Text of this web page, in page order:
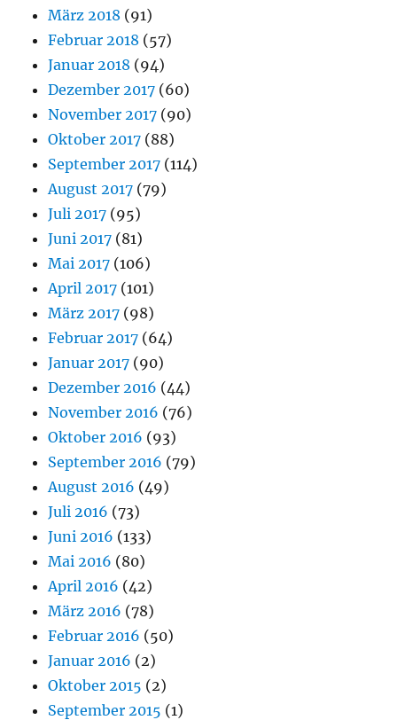
März 2018 (91)
Februar 2018 (57)
Januar 2018 (94)
Dezember 2017 (60)
November 2017 (90)
Oktober 2017 (88)
September 2017 (114)
August 2017 (79)
Juli 2017 (95)
Juni 2017 (81)
Mai 2017 (106)
April 2017 (101)
März 2017 (98)
Februar 2017 (64)
Januar 2017 (90)
Dezember 2016 (44)
November 2016 (76)
Oktober 2016 (93)
September 2016 (79)
August 2016 (49)
Juli 2016 (73)
Juni 2016 (133)
Mai 2016 (80)
April 2016 (42)
März 2016 (78)
Februar 2016 (50)
Januar 2016 (2)
Oktober 2015 (2)
September 2015 (1)